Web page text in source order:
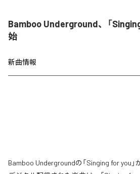
Bamboo Underground、「
始
新曲情報
Bamboo Undergroundの「Singing for you